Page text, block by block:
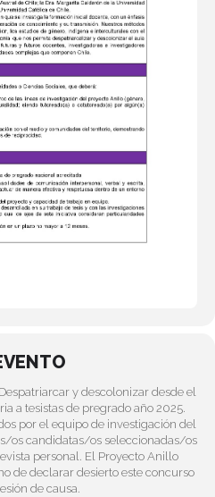
y descolonizar desde el
a tesistas de pregrado año 2025.
por el equipo de investigación del
os candidatas/os seleccionadas/os
personal. El Proyecto Anillo
de declarar desierto este concurso
de causa.